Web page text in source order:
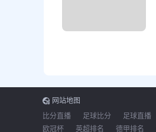
网站地图
比分直播
足球比分 足球直播
欧冠杯
英超排名 德甲排名